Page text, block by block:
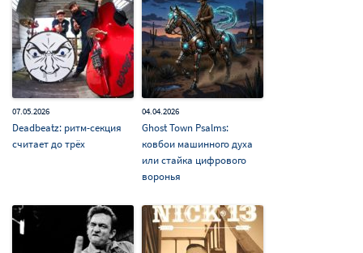
07.05.2026
Deadbeatz: ритм-секция
считает до трёх
04.04.2026
Ghost Town Psalms:
ковбои машинного духа
или стайка цифрового
воронья